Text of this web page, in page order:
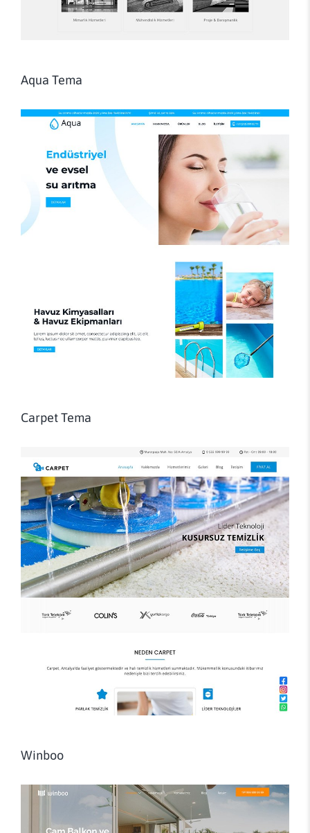
Aqua Tema
Carpet Tema
Winboo